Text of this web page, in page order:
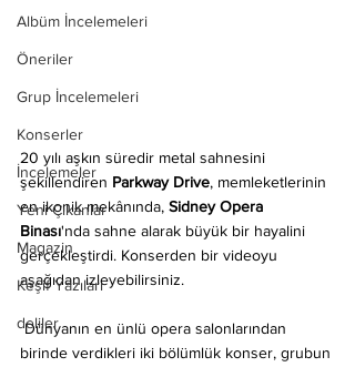
Albüm İncelemeleri
Öneriler
Grup İncelemeleri
Konserler
İncelemeler
Yeni Çıkanlar
Magazin
Keşif Yazıları
deliler
20 yılı aşkın süredir metal sahnesini
şekillendiren Parkway Drive, memleketlerinin
en ikonik mekânında, Sidney Opera
Binası'nda sahne alarak büyük bir hayalini
gerçekleştirdi. Konserden bir videoyu
aşağıdan izleyebilirsiniz.
Dünyanın en ünlü opera salonlarından
birinde verdikleri iki bölümlük konser, grubun